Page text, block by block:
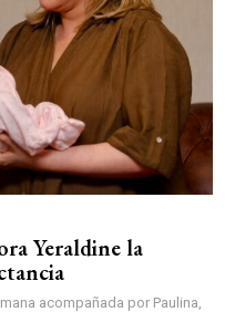
Yeraldine la
acompañada por Paulina,